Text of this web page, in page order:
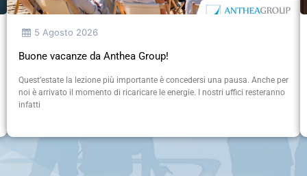
5 Agosto 2026
Buone vacanze da Anthea Group!
Quest’estate la lezione più importante è concedersi una pausa. Anche per
noi è arrivato il momento di ricaricare le energie. I nostri uffici resteranno
infatti